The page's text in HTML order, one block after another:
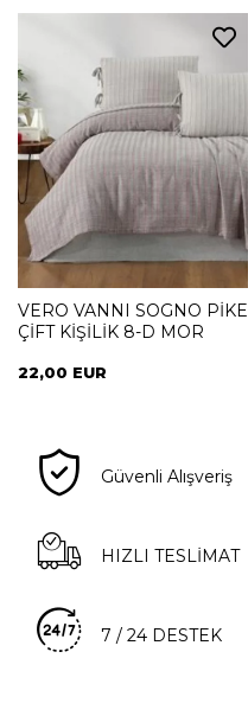
VERO VANNI SOGNO PİKE
ÇİFT KİŞİLİK 8-D MOR
22,00 EUR
Güvenli Alışveriş
HIZLI TESLİMAT
7 / 24 DESTEK